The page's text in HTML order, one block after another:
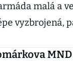
malá a
vyzbrojená,